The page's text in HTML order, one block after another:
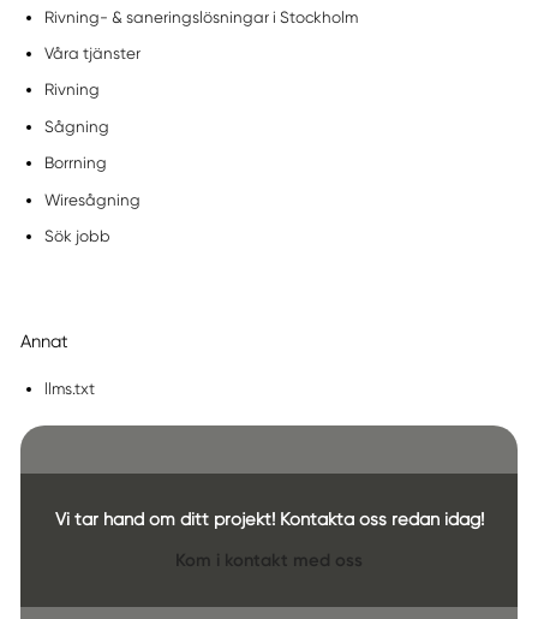
Rivning- & saneringslösningar i Stockholm
Våra tjänster
Rivning
Sågning
Borrning
Wiresågning
Sök jobb
Annat
llms.txt
Vi tar hand om ditt projekt! Kontakta oss redan idag!
Kom i kontakt med oss